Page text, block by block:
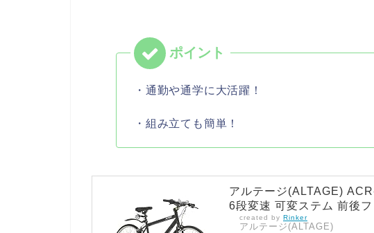
・通勤や通学に大活躍！
・組み立ても簡単！
アルテージ(ALTAGE)
6段変速 可変ステム 前後
created by Rinker
アルテージ(ALTAGE)